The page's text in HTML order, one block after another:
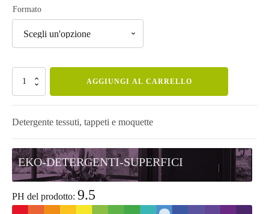
di
prezzo:
da
€28,00
a
€85,00
Formato
quantità
AGGIUNGI AL CARRELLO
Detergente tessuti, tappeti e moquette
EKO-DETERGENTI-SUPERFICI
PH del prodotto: 9.5